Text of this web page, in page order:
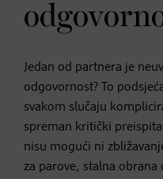
Jedan od partnera je
odgovornost? To
svakom slučaju
spreman kritički
nisu mogući ni
za parove, stalna